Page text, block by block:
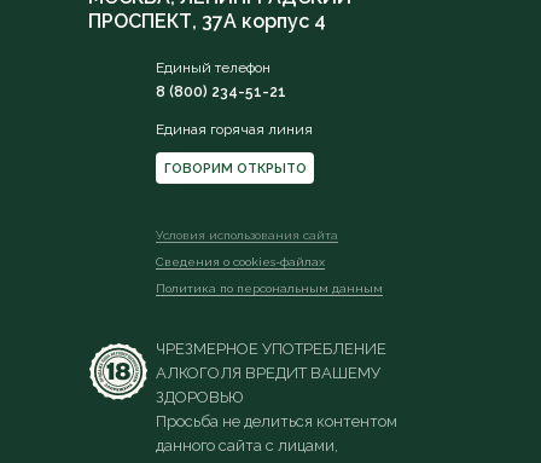
Единый телефон
8 (800) 234-51-21
Условия использования сайта
Политика по персональным данным
Сведения о сookies-файлах
ЧРЕЗМЕРНОЕ УПОТРЕБЛЕНИЕ
АЛКОГОЛЯ ВРЕДИТ ВАШЕМУ
ЗДОРОВЬЮ
Просьба не делиться контентом
данного сайта с лицами,
ПРОСПЕКТ, 37А корпус 4
ГОВОРИМ ОТКРЫТО
Единая горячая линия